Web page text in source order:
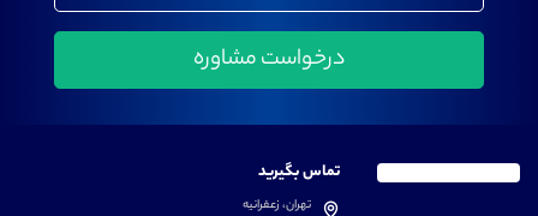
تماس بگیرید
تهران، زعفرانیه